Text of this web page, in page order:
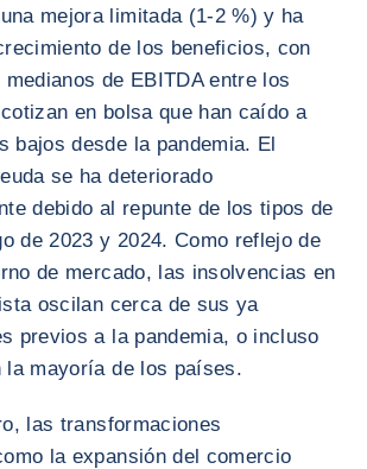
mejora limitada (1-2 %) y ha
de los beneficios, con
de EBITDA entre los
en bolsa que han caído a
bajos desde la pandemia. El
se ha deteriorado
debido al repunte de los tipos de
de 2023 y 2024. Como reflejo de
de mercado, las insolvencias en
oscilan cerca de sus ya
previos a la pandemia, o incluso
la mayoría de los países.
las transformaciones
la expansión del comercio